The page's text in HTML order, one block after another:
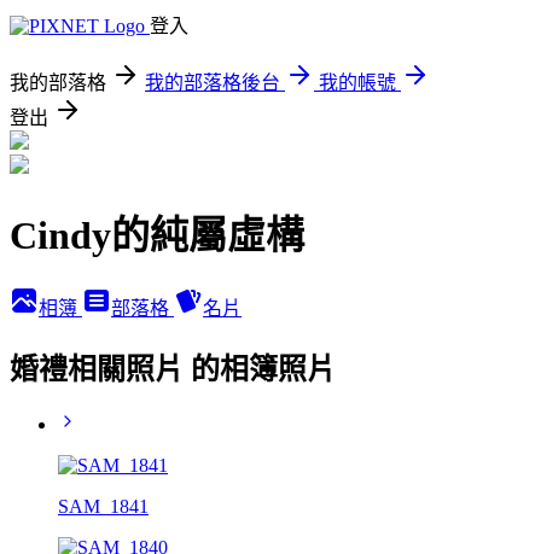
登入
我的部落格 我的部落格後台
我的帳號
登出
Cindy的純屬虛構
相簿 部落格 名片
婚禮相關照片 的相簿照片
SAM_1841